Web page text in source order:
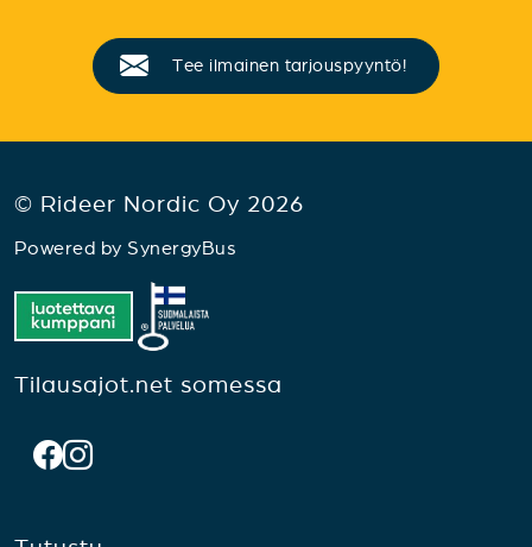
Tee ilmainen tarjouspyyntö!
© Rideer Nordic Oy 2026
Powered by SynergyBus
Tilausajot.net somessa